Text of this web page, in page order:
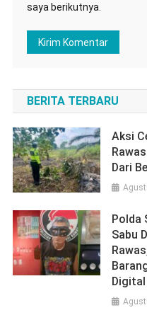
saya berikutnya.
BERITA TERBARU
Aksi
Dari
Polda
Sabu
Digital